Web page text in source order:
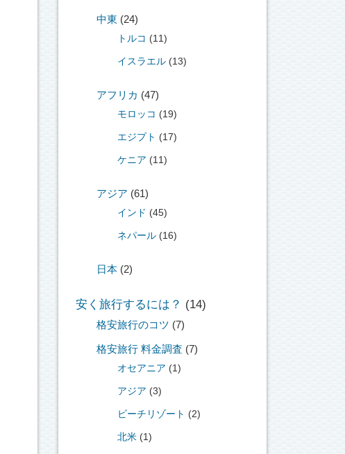
中東 (24)
トルコ (11)
イスラエル (13)
アフリカ (47)
モロッコ (19)
エジプト (17)
ケニア (11)
アジア (61)
インド (45)
ネパール (16)
日本 (2)
安く旅行するには？ (14)
格安旅行のコツ (7)
格安旅行 料金調査 (7)
オセアニア (1)
アジア (3)
ビーチリゾート (2)
北米 (1)